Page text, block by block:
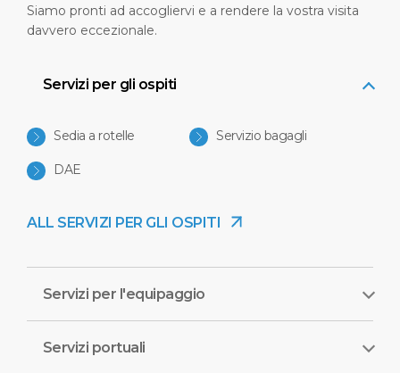
Siamo pronti ad accogliervi e a rendere la vostra visita
davvero eccezionale.
Servizi per gli ospiti
Sedia a rotelle Servizio bagagli
DAE
ALL SERVIZI PER GLI OSPITI
Servizi per l'equipaggio
Servizi portuali